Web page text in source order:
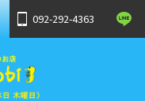
092-292-4363